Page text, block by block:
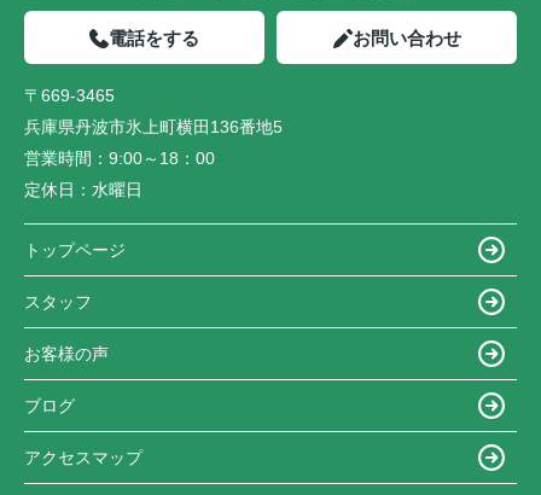
電話をする お問い合わせ
〒669-3465
兵庫県丹波市氷上町横田136番地5
営業時間： 9:00～18：00
定休日： 水曜日
トップページ
スタッフ
お客様の声
ブログ
アクセスマップ